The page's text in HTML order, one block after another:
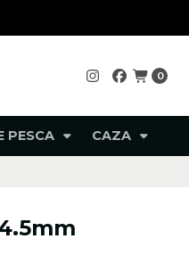
0
PESCA CAZA